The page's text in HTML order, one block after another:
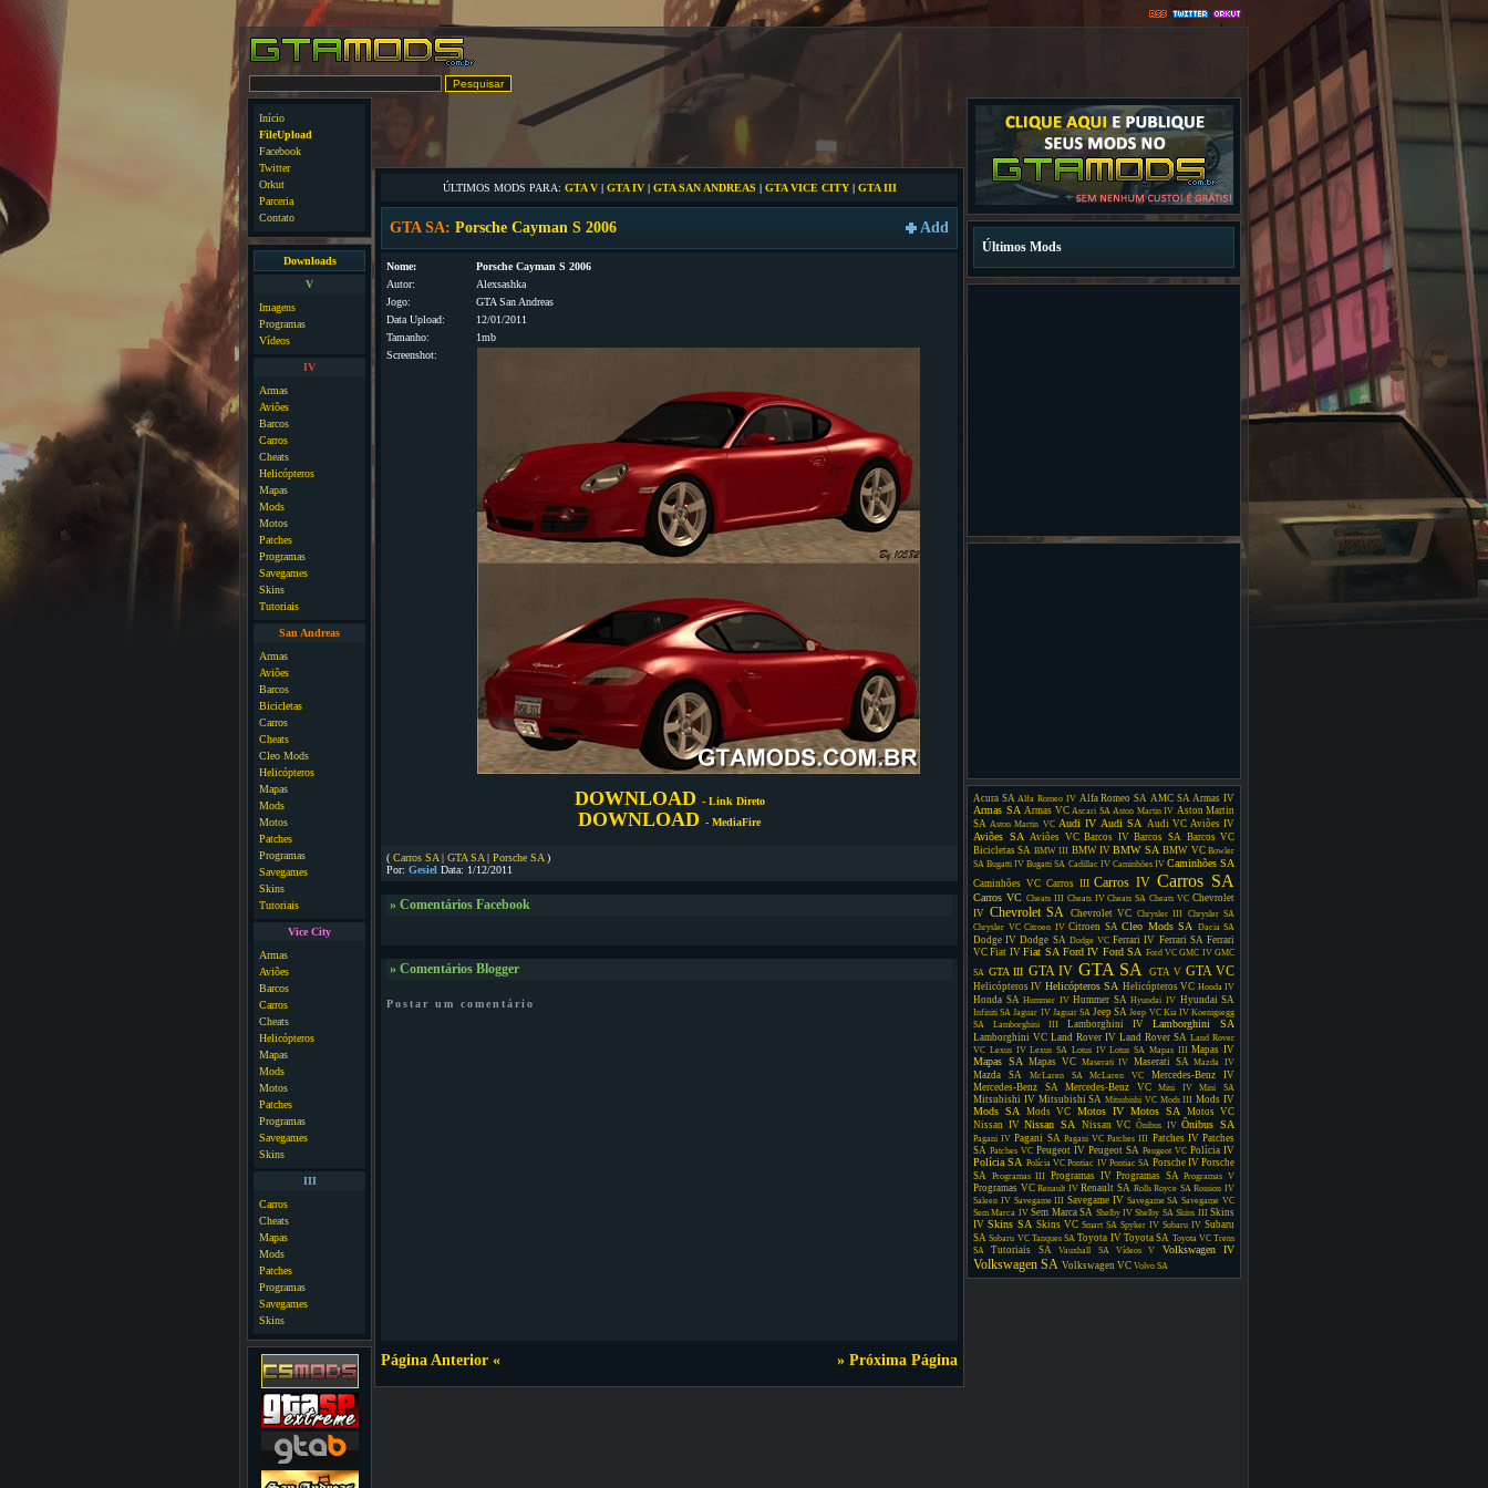
Início
FileUpload
Facebook
Twitter
Orkut
Parceria
Contato
Downloads
V
Imagens
Programas
Vídeos
IV
Armas
Aviões
Barcos
Carros
Cheats
Helicópteros
Mapas
Mods
Motos
Patches
Programas
Savegames
Skins
Tutoriais
San Andreas
Armas
Aviões
Barcos
Bicicletas
Carros
Cheats
Cleo Mods
Helicópteros
Mapas
Mods
Motos
Patches
Programas
Savegames
Skins
Tutoriais
Vice City
Armas
Aviões
Barcos
Carros
Cheats
Helicópteros
Mapas
Mods
Motos
Patches
Programas
Savegames
Skins
III
Carros
Cheats
Mapas
Mods
Patches
Programas
Savegames
Skins
ÚLTIMOS MODS PARA: GTA V| GTA IV| GTA SAN ANDREAS | GTA VICE CITY| GTA III
GTA SA: Porsche Cayman S 2006 Add
Nome:
Porsche Cayman S 2006
Autor:
Alexsashka
Jogo:
GTA San Andreas
Data Upload:
12/01/2011
Tamanho:
1mb
Screenshot:
DOWNLOAD - Link Direto
DOWNLOAD- MediaFire
( Carros SA | GTA SA | Porsche SA )
Por: Gesiel Data: 1/12/2011
» Comentários Facebook
» Comentários Blogger
Postar um comentário
Página Anterior « » Próxima Página
Últimos Mods
Acura SA Alfa Romeo IV Alfa Romeo SA AMC SA Armas IV
Armas SA Armas VC Ascari SA Aston Martin IV Aston Martin
SA Aston Martin VC Audi IV Audi SA Audi VC Aviões IV
Aviões SA Aviões VC Barcos IV Barcos SA Barcos VC
Bicicletas SA BMW III BMW IV BMW SA BMW VC Bowler
SA Bugatti IV Bugatti SA Cadillac IV Caminhões IV Caminhões SA
Caminhões VC Carros III Carros IV Carros SA
Carros VC Cheats III Cheats IV Cheats SA Cheats VC Chevrolet
IV Chevrolet SA Chevrolet VC Chrysler III Chrysler SA
Chrysler VC Citroen IV Citroen SA Cleo Mods SA Dacia SA
Dodge IV Dodge SA Dodge VC Ferrari IV Ferrari SA Ferrari
VC Fiat IV Fiat SA Ford IV Ford SA Ford VC GMC IV GMC
SA GTA III GTA IV GTA SA GTA V GTA VC
Helicópteros IV Helicópteros SA Helicópteros VC Honda IV
Honda SA Hummer IV Hummer SA Hyundai IV Hyundai SA
Infiniti SA Jaguar IV Jaguar SA Jeep SA Jeep VC Kia IV Koenigsegg
SA
Lamborghini III Lamborghini IV Lamborghini SA
Lamborghini VC Land Rover IV Land Rover SA Land Rover
VC Lexus IV Lexus SA Lotus IV Lotus SA Mapas III Mapas IV
Mapas SA Mapas VC Maserati IV Maserati SA Mazda IV
Mazda SA McLaren SA McLaren VC
Mercedes-Benz IV
Mercedes-Benz SA
Mercedes-Benz VC Mini IV Mini SA
Mitsubishi IV Mitsubishi SA Mitsubishi VC Mods III Mods IV
Mods SA Mods VC Motos IV Motos SA
Motos VC
Nissan IV Nissan SA Nissan VC Ônibus IV Ônibus SA
Pagani IV Pagani SA Pagani VC Patches III Patches IV Patches
SA Patches VC Peugeot IV Peugeot SA Peugeot VC Polícia IV
Polícia SA Polícia VC Pontiac IV Pontiac SA Porsche IV Porsche
SA Programas III Programas IV Programas SA Programas V
Programas VC Renault IV Renault SA Rolls Royce SA Rossion IV
Saleen IV Savegame III Savegame IV Savegame SA Savegame VC
Sem Marca IV Sem Marca SA Shelby IV Shelby SA Skins III Skins
IV Skins SA Skins VC Smart SA Spyker IV Subaru IV Subaru
SA Subaru VC Tanques SA Toyota IV Toyota SA Toyota VC Trens
SA
Tutoriais SA Vauxhall SA Vídeos V Volkswagen IV
Volkswagen SA Volkswagen VC Volvo SA